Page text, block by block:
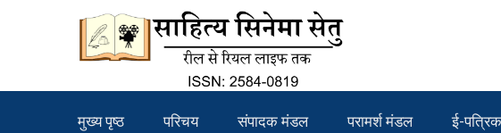
मुख्य पृष्ठ परिचय संपादक मंडल परामर्श मंडल ई-